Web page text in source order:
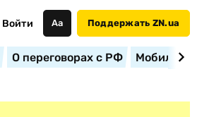
Войти Аа Поддержать ZN.ua
О переговорах с РФ